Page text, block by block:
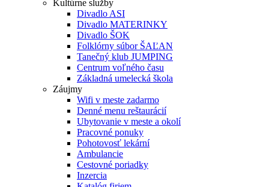
Kultúrne služby
Divadlo ASI
Divadlo MATERINKY
Divadlo ŠOK
Folklórny súbor ŠAĽAN
Tanečný klub JUMPING
Centrum voľného času
Základná umelecká škola
Záujmy
Wifi v meste zadarmo
Denné menu reštaurácií
Ubytovanie v meste a okolí
Pracovné ponuky
Pohotovosť lekární
Ambulancie
Cestovné poriadky
Inzercia